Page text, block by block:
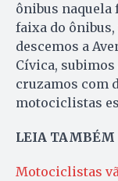
ônibus naquela
faixa do
descemos a
Cívica,
cruzamos com
motociclistas
LEIA TAMBÉM
Motociclistas